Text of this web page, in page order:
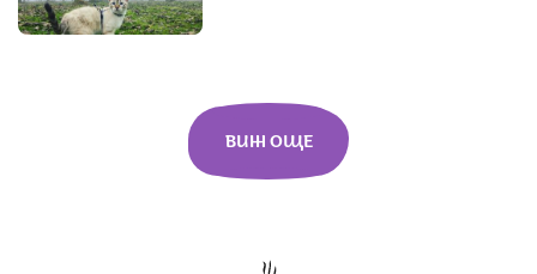
ВИЖ ОЩЕ